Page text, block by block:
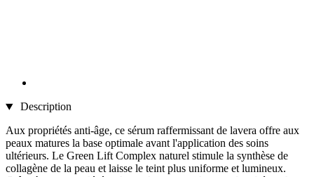
Description
Aux propriétés anti-âge, ce sérum raffermissant de lavera offre aux
peaux matures la base optimale avant l'application des soins
ultérieurs. Le Green Lift Complex naturel stimule la synthèse de
collagène de la peau et laisse le teint plus uniforme et lumineux.